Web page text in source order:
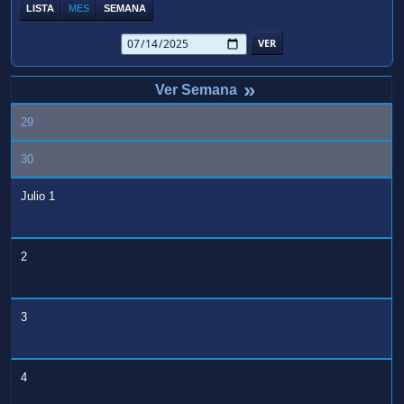
LISTA MES SEMANA
»
29
30
Julio 1
2
3
4